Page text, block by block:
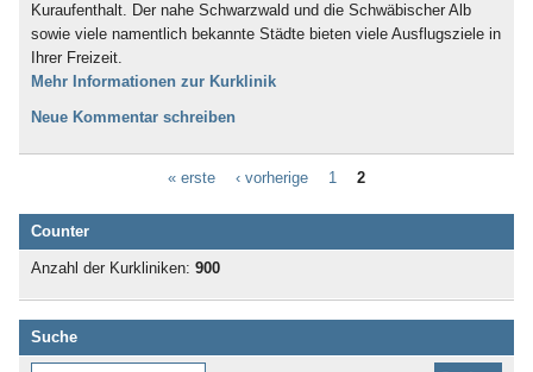
Kuraufenthalt. Der nahe Schwarzwald und die Schwäbischer Alb
sowie viele namentlich bekannte Städte bieten viele Ausflugsziele in
Ihrer Freizeit.
Mehr Informationen zur Kurklinik
Neue Kommentar schreiben
« erste ‹ vorherige 1 2
Counter
Anzahl der Kurkliniken: 900
Suche